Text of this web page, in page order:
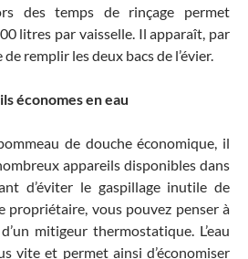
des temps de rinçage permet
litres par vaisselle. Il apparaît, par
remplir les deux bacs de l’évier.
économes en eau
de douche économique, il
appareils disponibles dans
d’éviter le gaspillage inutile de
propriétaire, vous pouvez penser à
mitigeur thermostatique. L’eau
vite et permet ainsi d’économiser